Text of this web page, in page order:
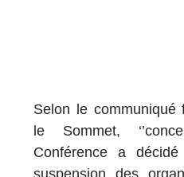
Selon le
le Sommet,
Conférence a